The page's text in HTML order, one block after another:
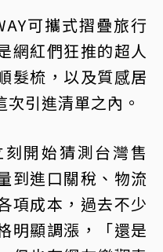
可攜式摺疊旅行
網紅們狂推的超人
髮梳，以及質感居
引進清單之內。
開始猜測台灣售
到進口關稅、物流
項成本，過去不少
明顯調漲，「還是